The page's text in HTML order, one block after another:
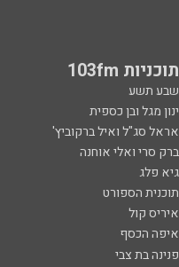
תוכניות 103fm
שבע תשע
ינון מגל ובן כספית
אראל סג"ל ואיל ברקוביץ'
ברק סרי ואלי אוחנה
גיא פלג
תוכנית הספורט
איריס קול
איפה הכסף
פנינה בת צבי